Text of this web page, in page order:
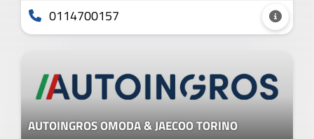
0114700157
AUTOINGROS OMODA & JAECOO TORINO